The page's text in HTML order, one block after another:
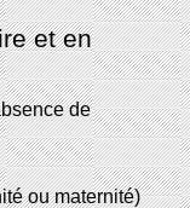
et en
de
ou maternité)